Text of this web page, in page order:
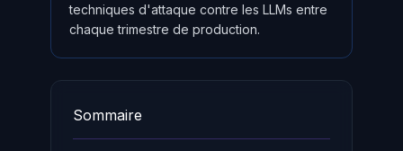
techniques d'attaque contre les LLMs entre
chaque trimestre de production.
Sommaire